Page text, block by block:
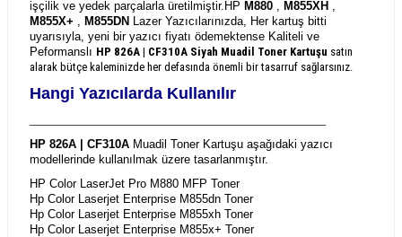
işçilik ve yedek parçalarla üretilmiştir. HP M880 M855XH
M855X+
M855DN Lazer Yazıcılarınızda, Her kartuş bitti
uyarısıyla, yeni bir yazıcı fiyatı ödemektense Kaliteli ve
Peformanslı HP 826A | CF310A Siyah Muadil Toner Kartuşu satın
alarak bütçe kaleminizde her defasında önemli bir tasarruf sağlarsınız.
Hangi Yazıcılarda Kullanılır
HP 826A | CF310A Muadil Toner Kartuşu aşağıdaki yazıcı
modellerinde kullanılmak üzere tasarlanmıştır.
HP Color LaserJet Pro M880 MFP Toner
Hp Color Laserjet Enterprise M855dn Toner
Hp Color Laserjet Enterprise M855xh Toner
Hp Color Laserjet Enterprise M855x+ Toner